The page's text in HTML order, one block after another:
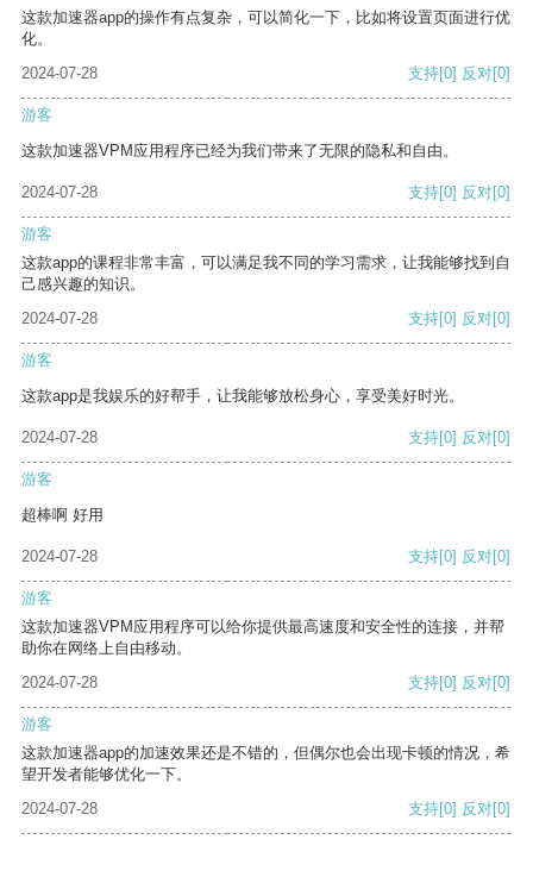
这款加速器app的操作有点复杂，可以简化一下，比如将设置页面进行优
化。
2024-07-28
支持[0] 反对[0]
游客
这款加速器VPM应用程序已经为我们带来了无限的隐私和自由。
2024-07-28 支持[0] 反对[0]
游客
这款app的课程非常丰富，可以满足我不同的学习需求，让我能够找到自
己感兴趣的知识。
2024-07-28
支持[0] 反对[0]
游客
这款app是我娱乐的好帮手，让我能够放松身心，享受美好时光。
2024-07-28 支持[0] 反对[0]
游客
超棒啊 好用
2024-07-28 支持[0] 反对[0]
游客
这款加速器VPM应用程序可以给你提供最高速度和安全性的连接，并帮
助你在网络上自由移动。
2024-07-28
支持[0] 反对[0]
游客
这款加速器app的加速效果还是不错的，但偶尔也会出现卡顿的情况，希
望开发者能够优化一下。
2024-07-28
支持[0] 反对[0]